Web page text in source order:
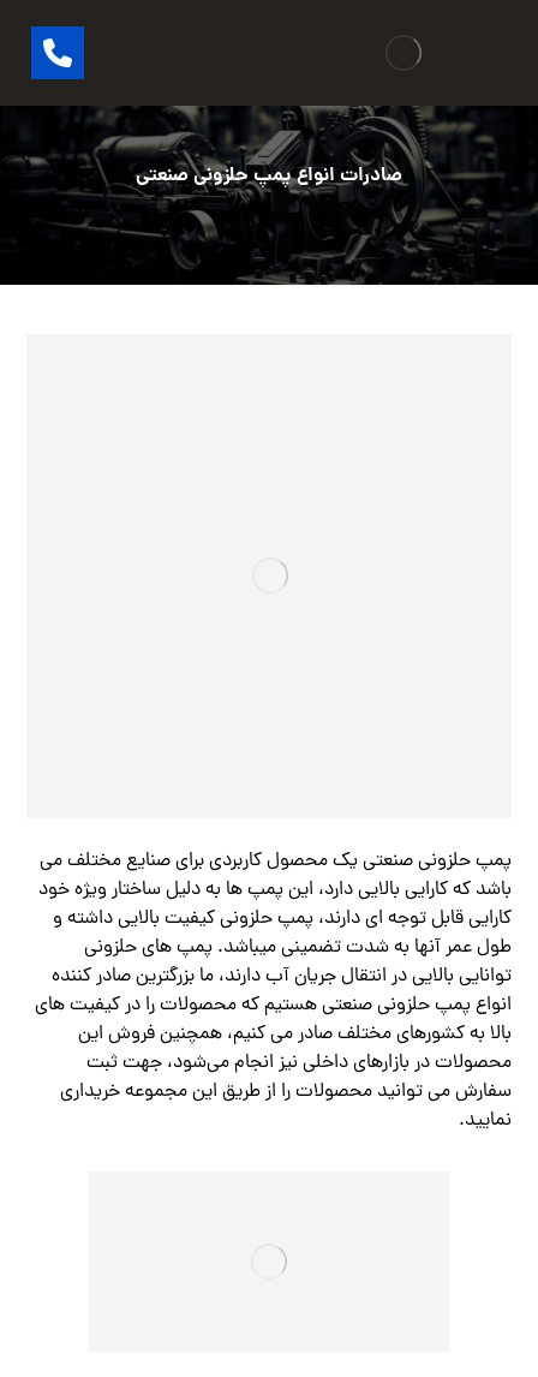
صادرات انواع پمپ حلزونی صنعتی
پمپ حلزونی صنعتی یک محصول کاربردی برای صنایع مختلف می
باشد که کارایی بالایی دارد، این پمپ ها به دلیل ساختار ویژه خود
کارایی قابل توجه ای دارند، پمپ حلزونی کیفیت بالایی داشته و
طول عمر آنها به شدت تضمینی میباشد. پمپ های حلزونی
توانایی بالایی در انتقال جریان آب دارند، ما بزرگترین صادر کننده
انواع پمپ حلزونی صنعتی هستیم که محصولات را در کیفیت های
بالا به کشورهای مختلف صادر می کنیم، همچنین فروش این
محصولات در بازارهای داخلی نیز انجام می‌شود، جهت ثبت
سفارش می توانید محصولات را از طریق این مجموعه خریداری
نمایید.